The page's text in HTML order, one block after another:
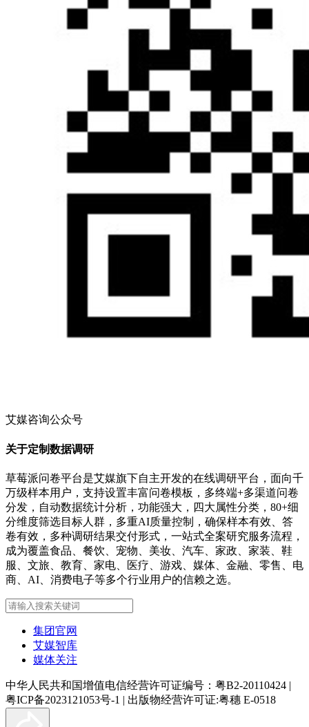
艾媒咨询公众号
关于定制数据调研
草莓派问卷平台是艾媒旗下自主开发的在线调研平台，面向千
万级样本用户，支持设置丰富问卷模板，多终端+多渠道问卷
分发，自动数据统计分析，功能强大，四大属性分类，80+细
分维度筛选目标人群，多重AI质量控制，确保样本有效、答
卷有效，多种调研结果交付形式，一站式全案研究服务流程，
成为覆盖食品、餐饮、宠物、美妆、汽车、家政、家装、鞋
服、文旅、教育、家电、医疗、游戏、媒体、金融、零售、电
商、AI、消费电子等多个行业用户的信赖之选。
集团官网
艾媒智库
媒体关注
中华人民共和国增值电信经营许可证编号：粤B2-20110424 |
粤ICP备2023121053号-1 | 出版物经营许可证:粤穗 E-0518